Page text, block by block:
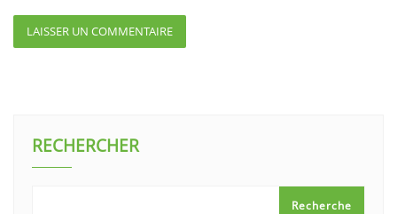
RECHERCHER
Recherche